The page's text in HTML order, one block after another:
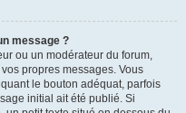
message ?
ou un modérateur du forum,
propres messages. Vous
le bouton adéquat, parfois
initial ait été publié. Si